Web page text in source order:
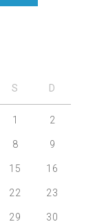
S D
1 2
8 9
15 16
22 23
29 30